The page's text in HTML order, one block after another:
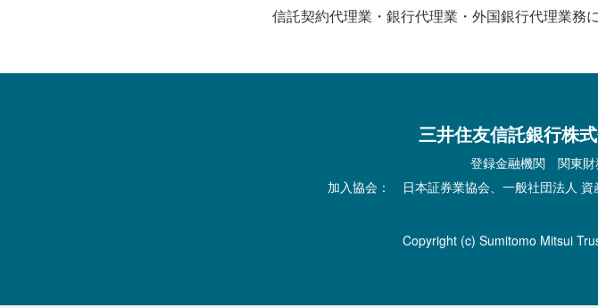
信託契約代理業・銀行代理業・外国銀行代理業務
三井住友信託銀行株
登録金融機関 関東財
加入協会： 日本証券業協会、一般社団法人
Copyright (c) Sumitomo Mitsui